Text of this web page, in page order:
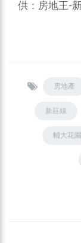
供：房地王-
房地產
新莊線
輔大花